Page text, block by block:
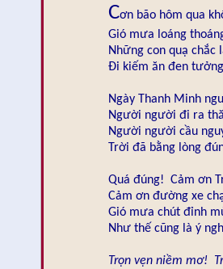
Cơn bão hôm qua
Gió mưa loáng
Những con quạ chắc
Đi kiếm ăn đen
Ngày Thanh Minh
Người người đi ra
Người người cầu
Trời đã bằng lòng
Quá đúng! Cảm ơn
Cảm ơn đường xe
Gió mưa chút đỉnh
Như thế cũng là ý
Trọn vẹn niềm mơ!